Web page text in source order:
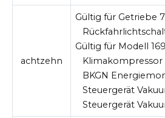
achtzehn
Gültig für Getriebe
Gültig für Modell
Klimakompressor
BKGN
Steuergerät
Steuergerät